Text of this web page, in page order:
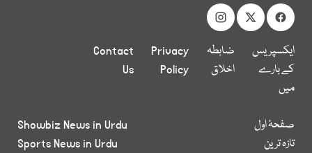
ایکسپریس
کے بارے
میں
ضابطہ
اخلاق
Privacy
Policy
Contact
Us
صفحۂ اول
تازہ ترین
Showbiz News in Urdu
Sports News in Urdu